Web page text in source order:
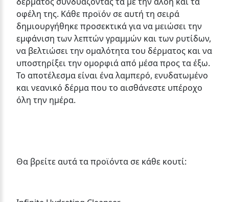
οφέλη της. Κάθε προϊόν σε αυτή τη σειρά
δημιουργήθηκε προσεκτικά για να μειώσει την
εμφάνιση των λεπτών γραμμών και των ρυτίδων,
να βελτιώσει την ομαλότητα του δέρματος και να
υποστηρίξει την ομορφιά από μέσα προς τα έξω.
Το αποτέλεσμα είναι ένα λαμπερό, ενυδατωμένο
και νεανικό δέρμα που το αισθάνεστε υπέροχο
όλη την ημέρα.
Θα βρείτε αυτά τα προϊόντα σε κάθε κουτί: